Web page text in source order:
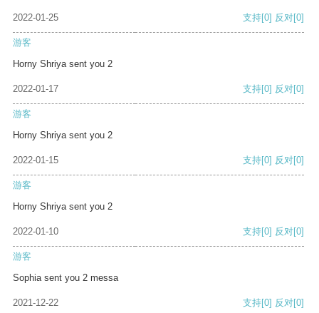
2022-01-25 支持[0] 反对[0]
游客
Horny Shriya sent you 2
2022-01-17 支持[0] 反对[0]
游客
Horny Shriya sent you 2
2022-01-15 支持[0] 反对[0]
游客
Horny Shriya sent you 2
2022-01-10 支持[0] 反对[0]
游客
Sophia sent you 2 messa
2021-12-22 支持[0] 反对[0]